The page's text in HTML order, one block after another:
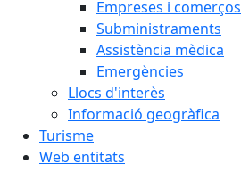
Empreses i comerços
Subministraments
Assistència mèdica
Emergències
Llocs d'interès
Informació geogràfica
Turisme
Web entitats